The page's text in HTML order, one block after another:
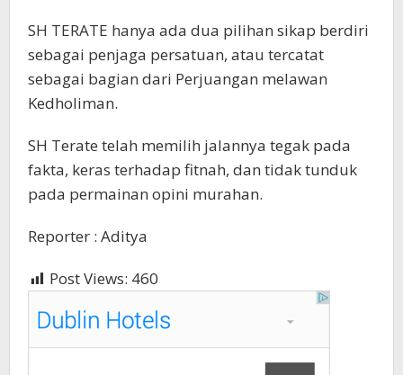
SH TERATE hanya ada dua pilihan sikap berdiri
sebagai penjaga persatuan, atau tercatat
sebagai bagian dari Perjuangan melawan
Kedholiman.
SH Terate telah memilih jalannya tegak pada
fakta, keras terhadap fitnah, dan tidak tunduk
pada permainan opini murahan.
Reporter : Aditya
Post Views: 460